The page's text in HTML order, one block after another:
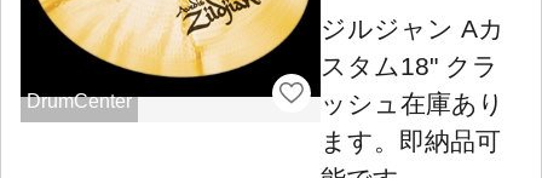
DrumCenter
ジルジャン Aカ
スタム18" クラ
ッシュ在庫あり
ます。即納品可